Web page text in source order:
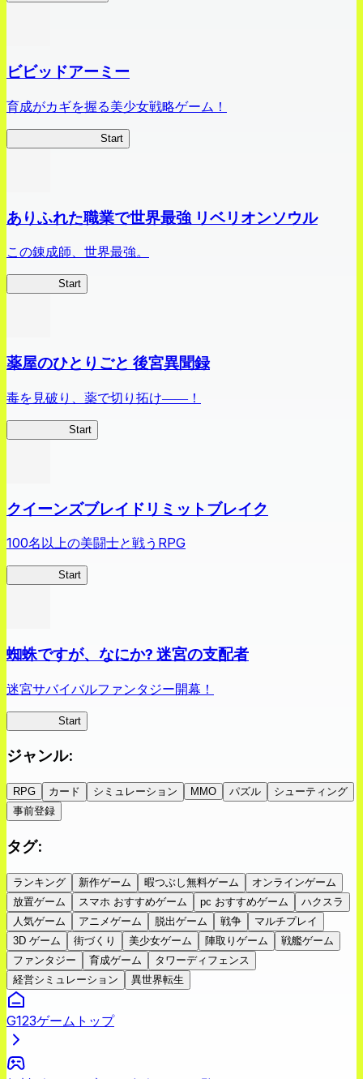
ビビッドアーミー
育成がカギを握る美少女戦略ゲーム！
Start
ありふれた職業で世界最強 リベリオンソウル
この錬成師、世界最強。
Start
薬屋のひとりごと 後宮異聞録
毒を見破り、薬で切り拓け――！
Start
クイーンズブレイドリミットブレイク
100名以上の美闘士と戦うRPG
Start
蜘蛛ですが、なにか? 迷宮の支配者
迷宮サバイバルファンタジー開幕！
Start
ジャンル:
RPG カード シミュレーション MMO パズル
シューティング
事前登録
タグ:
ランキング 新作ゲーム 暇つぶし無料ゲーム
オンラインゲーム
放置ゲーム
スマホ おすすめゲーム pc おすすめゲーム
ハクスラ
人気ゲーム
アニメゲーム 脱出ゲーム 戦争
マルチプレイ
3D ゲーム
街づくり 美少女ゲーム 陣取りゲーム
戦艦ゲーム
ファンタジー
育成ゲーム
タワーディフェンス
経営シミュレーション
異世界転生
G123ゲームトップ